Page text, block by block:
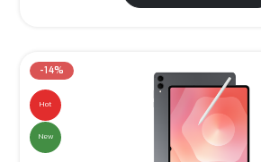
-14%
Hot
New